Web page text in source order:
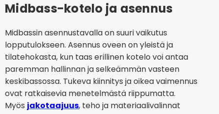
Midbass-kotelo ja asennus
Midbassin asennustavalla on suuri vaikutus
lopputulokseen. Asennus oveen on yleistä ja
tilatehokasta, kun taas erillinen kotelo voi antaa
paremman hallinnan ja selkeämmän vasteen
keskibassossa. Tukeva kiinnitys ja oikea vaimennus
ovat ratkaisevia menetelmästä riippumatta.
Myös jakotaajuus, teho ja materiaalivalinnat